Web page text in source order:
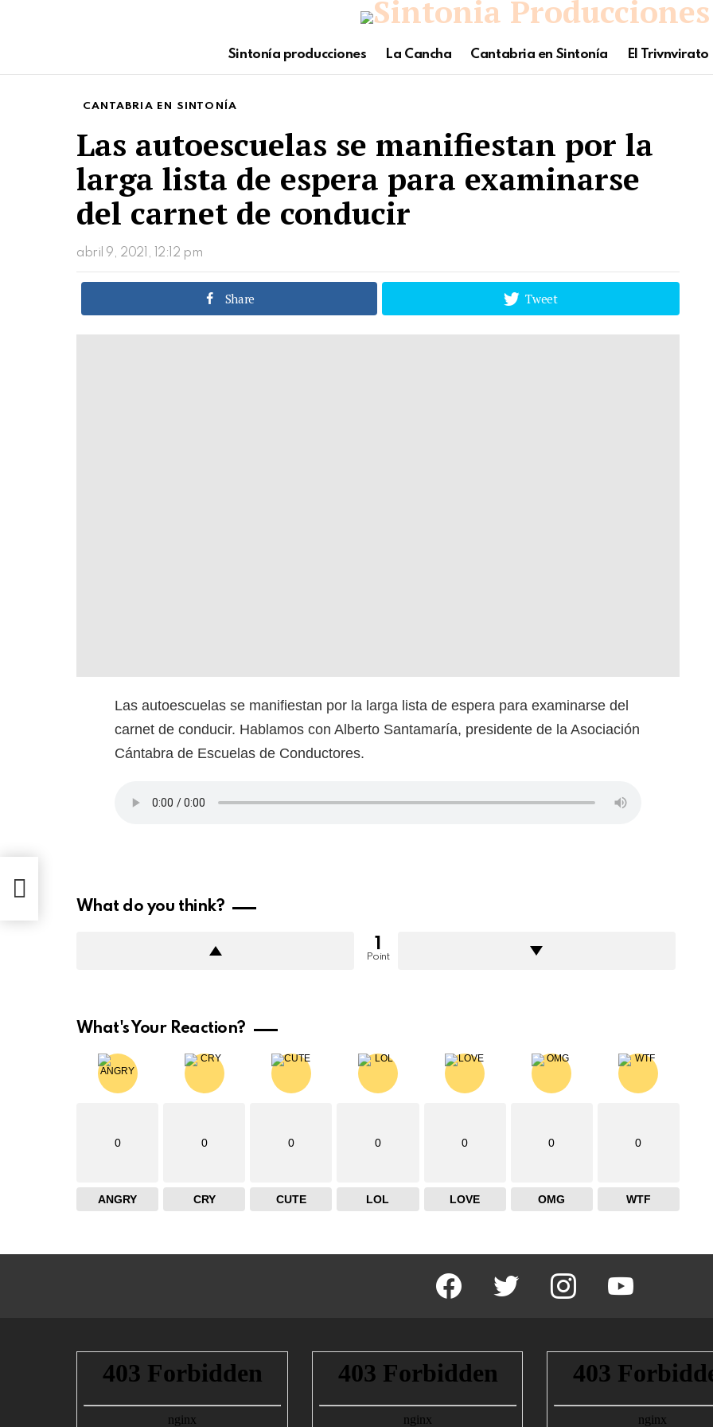
Sintonía producciones La Cancha Cantabria en Sintonía El Trivnvirato
CANTABRIA EN SINTONÍA
Las autoescuelas se manifiestan por la
larga lista de espera para examinarse
del carnet de conducir
abril 9, 2021, 12:12 pm
Share Tweet
Las autoescuelas se manifiestan por la larga lista de espera para examinarse del
carnet de conducir. Hablamos con Alberto Santamaría, presidente de la Asociación
Cántabra de Escuelas de Conductores.
What do you think?
Point
What's Your Reaction?
0
ANGRY
0
CRY
0
CUTE
0
LOL
0
LOVE
0
OMG
0
WTF
facebook twitter instagram youtube